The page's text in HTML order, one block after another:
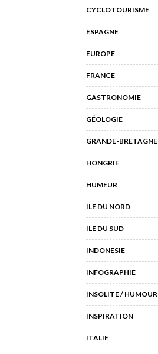
CYCLOTOURISME
ESPAGNE
EUROPE
FRANCE
GASTRONOMIE
GÉOLOGIE
GRANDE-BRETAGNE
HONGRIE
HUMEUR
ILE DU NORD
ILE DU SUD
INDONESIE
INFOGRAPHIE
INSOLITE / HUMOUR
INSPIRATION
ITALIE